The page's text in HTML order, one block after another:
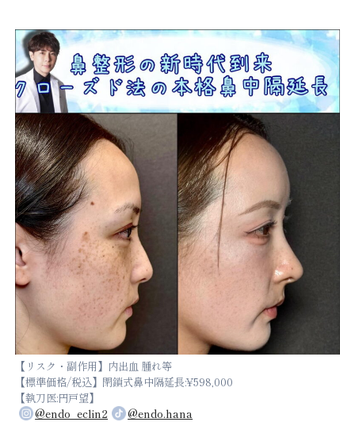
【リスク・副作用】内出血 腫れ等
【標準価格/税込】閉鎖式鼻中隔延長:¥598,000
【執刀医:円戸望】
@endo_eclin2
@endo.hana